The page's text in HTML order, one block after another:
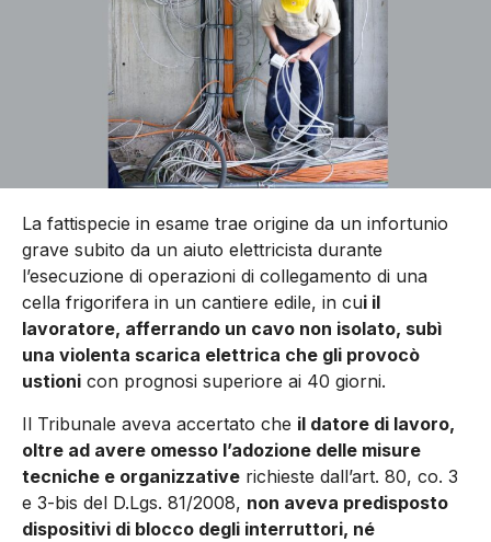
La fattispecie in esame trae origine da un infortunio
grave subito da un aiuto elettricista durante
l’esecuzione di operazioni di collegamento di una
cella frigorifera in un cantiere edile, in cui il
lavoratore, afferrando un cavo non isolato, subì
una violenta scarica elettrica che gli provocò
ustioni con prognosi superiore ai 40 giorni.
Il Tribunale aveva accertato che il datore di lavoro,
oltre ad avere omesso l’adozione delle misure
tecniche e organizzative richieste dall’art. 80, co. 3
e 3-bis del D.Lgs. 81/2008, non aveva predisposto
dispositivi di blocco degli interruttori, né